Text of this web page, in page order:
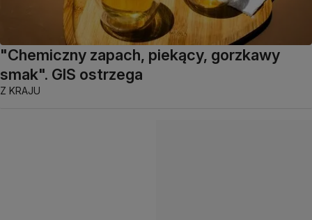
"Chemiczny zapach, piekący, gorzkawy
smak". GIS ostrzega
Z KRAJU